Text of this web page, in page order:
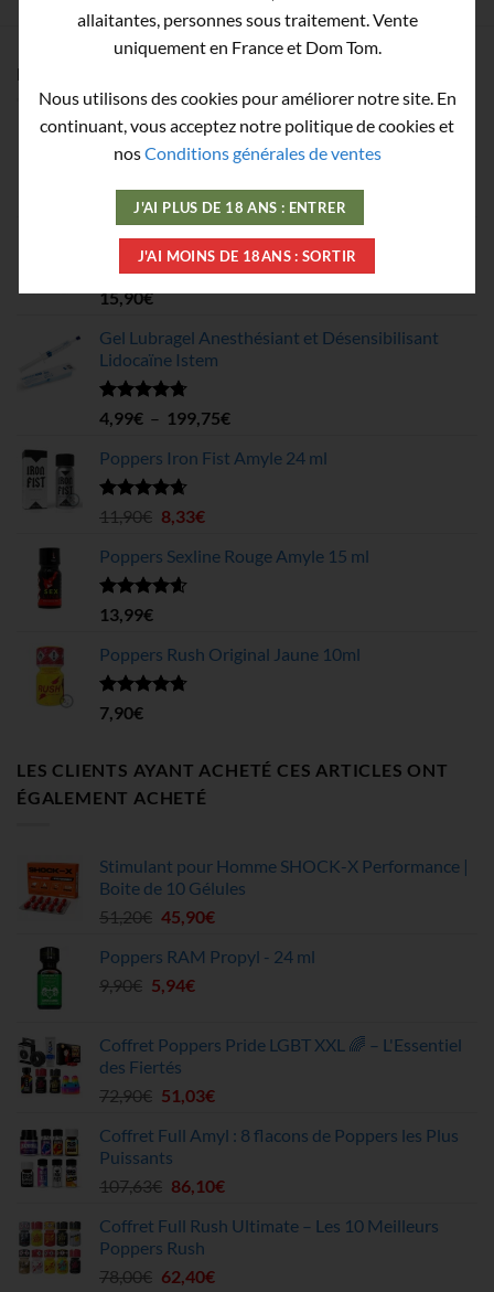
MEILLEURES VENTES
Poppers Amsterdam New Formula Amyl - 10 ml
sur 5
€
Poppers Big One Amyl 30 ml
Note4.78
sur 5
15,90€
Gel Lubragel Anesthésiant et Désensibilisant
Lidocaïne Istem
Note4.70
sur 5
4,99€ – 199,75€Plage
prix :
Poppers Iron Fist Amyle 24 ml
Note4.63
11,90€ Le
initial
était :
8,33€Le
actuel
Poppers Sexline Rouge Amyle 15 ml
Note4.58
sur 5
13,99€
Poppers Rush Original Jaune 10ml
Note4.67
sur 5
7,90€
LES CLIENTS AYANT ACHETÉ CES ARTICLES ONT
ÉGALEMENT ACHETÉ
Stimulant pour Homme SHOCK-X Performance |
Boite de 10 Gélules
51,20€ Le
initial
était :
45,90€Le
actuel
Poppers RAM Propyl - 24 ml
9,90€ Le
était :
9,90€.
5,94€Le
est :
Coffret Poppers Pride LGBT XXL 🌈 – L'Essentiel
des Fiertés
72,90€ Le
initial
était :
72,90€.
51,03€Le
actuel
51,03€.
Coffret Full Amyl : 8 flacons de Poppers les Plus
Puissants
107,63€ Le
initial
était :
107,63€.
86,10€Le
actuel
Coffret Full Rush Ultimate – Les 10 Meilleurs
Poppers Rush
78,00€ Le
62,40€Le
allaitantes, personnes sous traitement. Vente
uniquement en France et Dom Tom.
Nous utilisons des cookies pour améliorer notre site. En
continuant, vous acceptez notre politique de cookies et
nosConditions générales de ventes
J'AI PLUS DE 18 ANS : ENTRER
J'AI MOINS DE 18ANS : SORTIR